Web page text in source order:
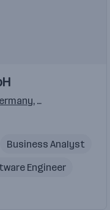
, Schaffhausen,
Business Analyst
Engineer